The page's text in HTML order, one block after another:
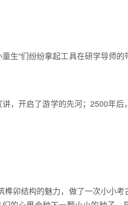
生”们纷纷拿起工具在研学导师
，开启了游学的先河；2500年
榫卯结构的魅力，做了一次小小